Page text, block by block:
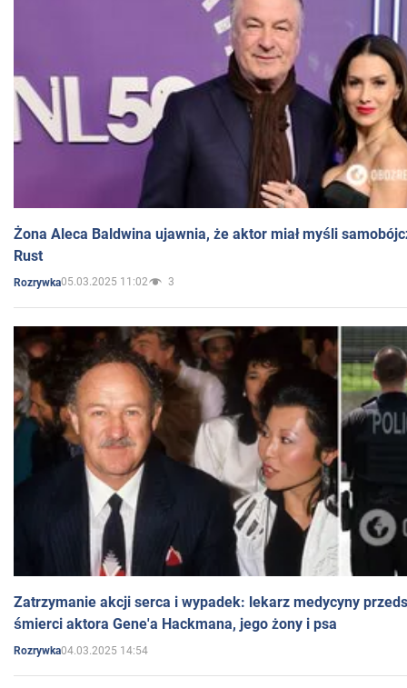
Żona Aleca Baldwina ujawnia, że aktor miał myśli
Rust
Rozrywka05.03.2025 11:02 3
Zatrzymanie akcji serca i wypadek: lekarz medycyny
śmierci aktora Gene'a Hackmana, jego żony i psa
Rozrywka04.03.2025 14:54